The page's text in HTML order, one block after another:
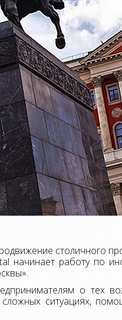
столичного
начинает работу по
о тех
ситуациях,